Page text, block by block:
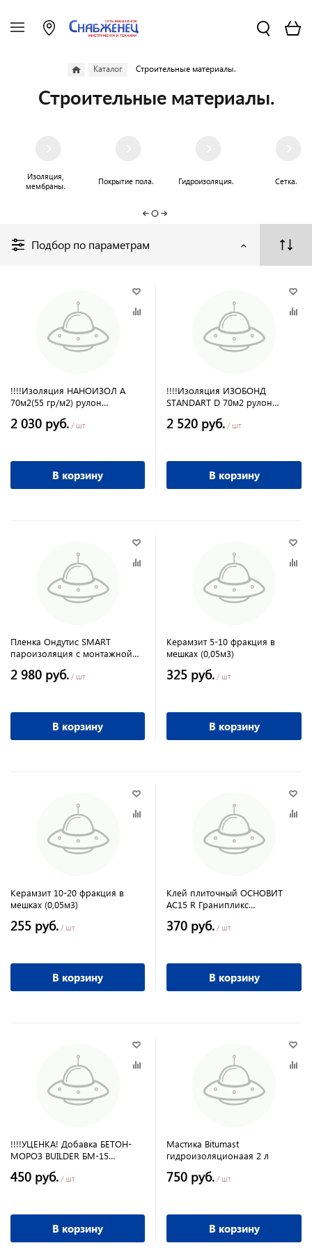
Каталог Строительные материалы.
Строительные материалы.
Изоляция,
мембраны.
Покрытие пола. Гидроизоляция. Сетка.
Подбор по параметрам
!!!!Изоляция НАНОИЗОЛ А
70м2(55 гр/м2) рулон
2 030 руб. / шт
В корзину
!!!!Изоляция ИЗОБОНД
STANDART D 70м2 рулон
2 520 руб. / шт
В корзину
Пленка Ондутис SMART
пароизоляция с монтажной
2 980 руб. / шт
В корзину
Керамзит 5-10 фракция в
мешках (0,05м3)
325 руб. / шт
В корзину
Керамзит 10-20 фракция в
мешках (0,05м3)
255 руб. / шт
В корзину
Клей плиточный ОСНОВИТ
АС15 R Гранипликс
370 руб. / шт
В корзину
!!!!УЦЕНКА! Добавка БЕТОН-
МОРОЗ BUILDER БМ-15
противоморозная 10 кг
450 руб. / шт
В корзину
Мастика Bitumast
гидроизоляционаая 2 л
750 руб. / шт
В корзину